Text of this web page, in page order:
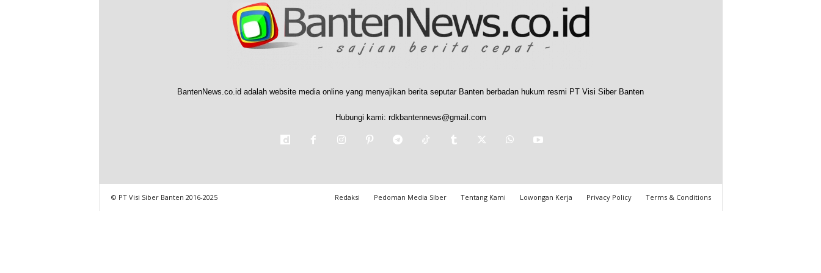
BantenNews.co.id adalah website media online yang menyajikan berita seputar Banten berbadan hukum resmi PT Visi Siber Banten
Hubungi kami: rdkbantennews@gmail.com
Redaksi Pedoman Media Siber Tentang Kami Lowongan Kerja Privacy Policy Terms & Conditions
© PT Visi Siber Banten 2016-2025